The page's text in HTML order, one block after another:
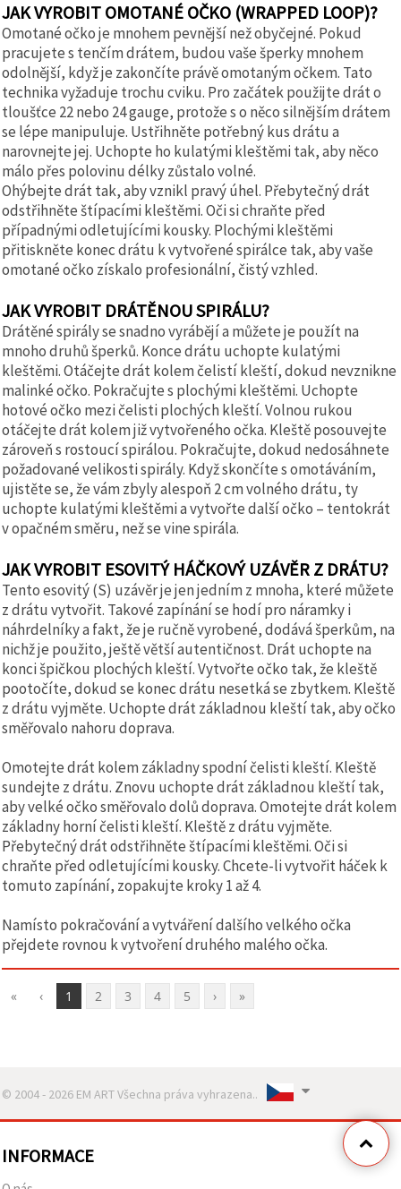
JAK VYROBIT OMOTANÉ OČKO (WRAPPED LOOP)?
Omotané očko je mnohem pevnější než obyčejné. Pokud
pracujete s tenčím drátem, budou vaše šperky mnohem
odolnější, když je zakončíte právě omotaným očkem. Tato
technika vyžaduje trochu cviku. Pro začátek použijte drát o
tloušťce 22 nebo 24 gauge, protože s o něco silnějším drátem
se lépe manipuluje. Ustřihněte potřebný kus drátu a
narovnejte jej. Uchopte ho kulatými kleštěmi tak, aby něco
málo přes polovinu délky zůstalo volné.
Ohýbejte drát tak, aby vznikl pravý úhel. Přebytečný drát
odstřihněte štípacími kleštěmi. Oči si chraňte před
případnými odletujícími kousky. Plochými kleštěmi
přitiskněte konec drátu k vytvořené spirálce tak, aby vaše
omotané očko získalo profesionální, čistý vzhled.
JAK VYROBIT DRÁTĚNOU SPIRÁLU?
Drátěné spirály se snadno vyrábějí a můžete je použít na
mnoho druhů šperků. Konce drátu uchopte kulatými
kleštěmi. Otáčejte drát kolem čelistí kleští, dokud nevznikne
malinké očko. Pokračujte s plochými kleštěmi. Uchopte
hotové očko mezi čelisti plochých kleští. Volnou rukou
otáčejte drát kolem již vytvořeného očka. Kleště posouvejte
zároveň s rostoucí spirálou. Pokračujte, dokud nedosáhnete
požadované velikosti spirály. Když skončíte s omotáváním,
ujistěte se, že vám zbyly alespoň 2 cm volného drátu, ty
uchopte kulatými kleštěmi a vytvořte další očko – tentokrát
v opačném směru, než se vine spirála.
JAK VYROBIT ESOVITÝ HÁČKOVÝ UZÁVĚR Z DRÁTU?
Tento esovitý (S) uzávěr je jen jedním z mnoha, které můžete
z drátu vytvořit. Takové zapínání se hodí pro náramky i
náhrdelníky a fakt, že je ručně vyrobené, dodává šperkům, na
nichž je použito, ještě větší autentičnost. Drát uchopte na
konci špičkou plochých kleští. Vytvořte očko tak, že kleště
pootočíte, dokud se konec drátu nesetká se zbytkem. Kleště
z drátu vyjměte. Uchopte drát základnou kleští tak, aby očko
směřovalo nahoru doprava.
Omotejte drát kolem základny spodní čelisti kleští. Kleště
sundejte z drátu. Znovu uchopte drát základnou kleští tak,
aby velké očko směřovalo dolů doprava. Omotejte drát kolem
základny horní čelisti kleští. Kleště z drátu vyjměte.
Přebytečný drát odstřihněte štípacími kleštěmi. Oči si
chraňte před odletujícími kousky. Chcete-li vytvořit háček k
tomuto zapínání, zopakujte kroky 1 až 4.
Namísto pokračování a vytváření dalšího velkého očka
přejdete rovnou k vytvoření druhého malého očka.
« ‹ 1 2 3 4 5 › »
© 2004 - 2026 EM ART Všechna práva vyhrazena..
INFORMACE